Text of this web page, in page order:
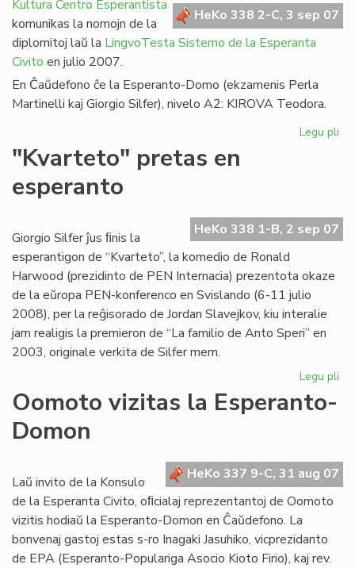
HeKo 338 2-C, 3 sep 07
Kultura Centro Esperantista
komunikas la nomojn de la
diplomitoj laŭ la LingvoTesta Sistemo de la Esperanta
Civito en julio 2007.
En Ĉaŭdefono ĉe la Esperanto-Domo (ekzamenis Perla
Martinelli kaj Giorgio Silfer), nivelo A2: KIROVA Teodora.
Legu pli
"Kvarteto" pretas en
esperanto
HeKo 338 1-B, 2 sep 07
Giorgio Silfer ĵus ﬁnis la
esperantigon de “Kvarteto”, la komedio de Ronald
Harwood (prezidinto de PEN Internacia) prezentota okaze
de la eŭropa PEN-konferenco en Svislando (6-11 julio
2008), per la reĝisorado de Jordan Slavejkov, kiu interalie
jam realigis la premieron de “La familio de Anto Speri” en
2003, originale verkita de Silfer mem.
Legu pli
Oomoto vizitas la Esperanto-
Domon
HeKo 337 9-C, 31 aug 07
Laŭ invito de la Konsulo
de la Esperanta Civito, oﬁcialaj reprezentantoj de Oomoto
vizitis hodiaŭ la Esperanto-Domon en Ĉaŭdefono. La
bonvenaj gastoj estas s-ro Inagaki Jasuhiko, vicprezidanto
de EPA (Esperanto-Populariga Asocio Kioto Firio), kaj rev.